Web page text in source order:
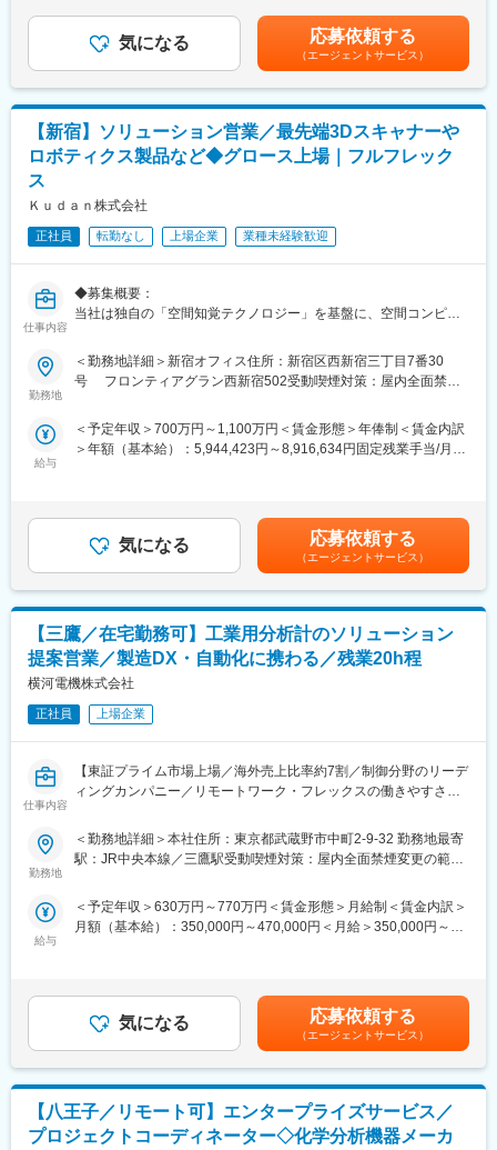
追加要望も多く、新規機能追加をしながら進化し続けています。
■採用背景：
CRS製品の販路拡大を目指し、事業企画、営業組織を強化すべく
事業企画：ビジネスモデルの仮設、検証、実行のPDCA管理と一
部企画。
マーケティング（分析、STP、4P）
コミュニケーション
顧客要望のヒアリング・協議（リモート/対面）
■組織構成：合計12名(うち兼務者5名）
配属予定の企画営業グループは4名（40代1名、50代2名、60代1
■魅力ポイント：
（1）業務のやりがい
題解決に大きく関わることができます。
・チーム一丸となって業務を進める面白味があります。
（2）将来性
していくことを想定しています。
（3）働き方
・残業10H/月
変更の範囲：会社の定める業務
額であり、選考を通じて上下する可能性があります。月給(月額)は
固定手当を含めた表記です。
気になる 応募依頼する
（エージェントサービス）
【新宿】ソリューション営業／最先端3Dスキャナーや
ロボティクス製品など◆グロース上場｜フルフレック
ス
Ｋｕｄａｎ株式会社
正社員 転勤なし 上場企業 業種未経験歓迎
仕事内容
◆募集概要：
当社は独自の「空間知覚テクノロジー」を基盤に、空間コンピュ
ェアをグローバルに展開しています。
ロボティクス自律化、インフラDX、デジタルツインなど多様な産
業領域において急速に事業を拡大してきました。
募集します。
◆ミッション：
・3D スキャナー／ロボティクス／ソフトウェアの拡販
・これらを当社ソリューションと組み合わせたバンドル型ソリュ
ーション提案の推進
・急増する顧客・代理店とのタッチポイントを束ねるセールスオ
ペレーション
・展示会・市場開拓・アライアンス構築を通じた事業拡大ドライ
プロダクトセールスとしてハードウェア／ソフトウェア製品の提
案いただきます。適性や希望に応じて複数プロダクトを組み合わ
ていただく可能性もございます。
ロボット製品の直販
・2次代理店(測量会社、SIer、建設DX企業等)への販売支援、管理
・展示会・デモ会での製品紹介、プレゼン／デモ運営
＜ソリューションセールス＞
・顧客課題の整理・ヒアリング・要件定義
・3D スキャナー、ロボティクス、自社ソリューションを組み合わ
せた統合的な提案
・PoCの企画・推進、導入プロジェクトの伴走
・技術チーム・海外パートナー企業との協業による提案精度の向
勤務地
＜勤務地詳細＞新宿オフィス住所：新宿区西新宿三丁目7番30
号 フロンティアグラン西新宿502受動喫煙対策：屋内全面禁煙
給与
＜予定年収＞700万円～1,100万円＜賃金形態＞年俸制＜賃金内訳
＞年額（基本給）：5,944,423円～8,916,634円固定残業手当/月：
給与補足＞※ご経験／スキルを考慮のうえで決定いたします賃金は
あくまでも目安の金額であり、選考を通じて上下する可能性があ
ります。月給(月額)は固定手当を含めた表記です。
気になる 応募依頼する
（エージェントサービス）
【三鷹／在宅勤務可】工業用分析計のソリューション
提案営業／製造DX・自動化に携わる／残業20h程
横河電機株式会社
正社員 上場企業
仕事内容
【東証プライム市場上場／海外売上比率約7割／制御分野のリーデ
ィングカンパニー／リモートワーク・フレックスの働きやすさ】
■業務概要：
ガスクロマトグラフやレーザーガス分析計などの製品に関する分
ズに応じたソリューション提案を進めており、広くお客様に提案
していく推進メンバーとして活躍を期待しております。
・社内外の開発部門との連携、ソリューション企画
・顧客へのソリューション提案
分析計を通じ、国内外の様々なお客様、その他の関係者に対し
て、自ら課題解決や工程改善の提案を提案する役割をお任せ致し
ます。受注が決まった後は設計部門や製造部門とも連携し、製造
計画の策定や納期調整なども担って頂きます。
勤務地
＜勤務地詳細＞本社住所：東京都武蔵野市中町2-9-32 勤務地最寄
駅：JR中央本線／三鷹駅受動喫煙対策：屋内全面禁煙変更の範
給与
＜予定年収＞630万円～770万円＜賃金形態＞月給制＜賃金内訳＞
月額（基本給）：350,000円～470,000円＜月給＞350,000円～
上下する可能性があります。月給(月額)は固定手当を含めた表記で
す。
気になる 応募依頼する
（エージェントサービス）
【八王子／リモート可】エンタープライズサービス／
プロジェクトコーディネーター◇化学分析機器メーカ